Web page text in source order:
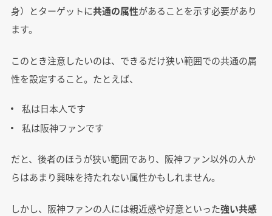
身）とターゲットに共通の属性があることを示す必要があり
ます。
このとき注意したいのは、できるだけ狭い範囲での共通の属
性を設定すること。たとえば、
私は日本人です
私は阪神ファンです
だと、後者のほうが狭い範囲であり、阪神ファン以外の人か
らはあまり興味を持たれない属性かもしれません。
しかし、阪神ファンの人には親近感や好意といった強い共感